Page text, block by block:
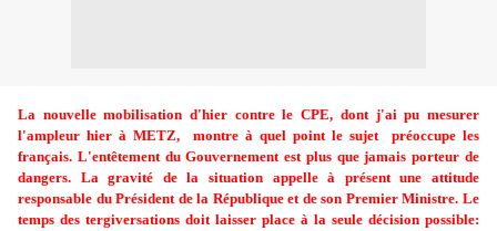
La nouvelle mobilisation d'hier contre le CPE, dont j'ai pu mesurer
l'ampleur hier à METZ, montre à quel point le sujet préoccupe les
français. L'entêtement du Gouvernement est plus que jamais porteur de
dangers. La gravité de la situation appelle à présent une attitude
responsable du Président de la République et de son Premier Ministre. Le
temps des tergiversations doit laisser place à la seule décision possible: